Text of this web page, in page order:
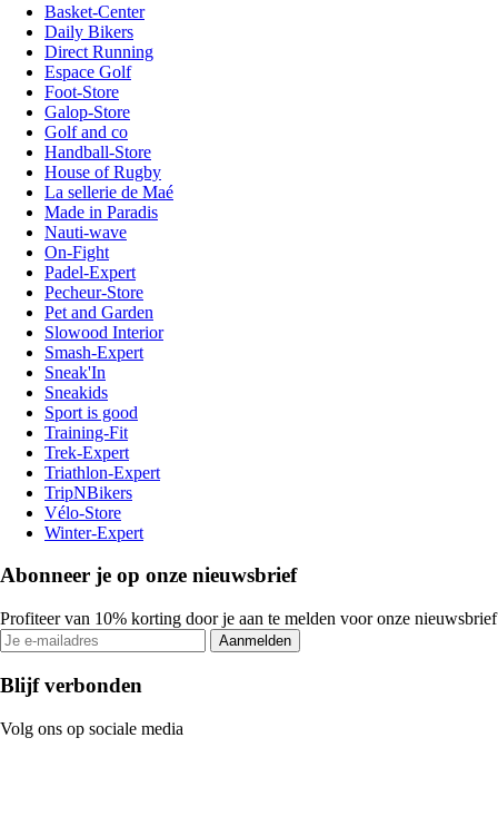
Basket-Center
Daily Bikers
Direct Running
Espace Golf
Foot-Store
Galop-Store
Golf and co
Handball-Store
House of Rugby
La sellerie de Maé
Made in Paradis
Nauti-wave
On-Fight
Padel-Expert
Pecheur-Store
Pet and Garden
Slowood Interior
Smash-Expert
Sneak'In
Sneakids
Sport is good
Training-Fit
Trek-Expert
Triathlon-Expert
TripNBikers
Vélo-Store
Winter-Expert
Abonneer je op onze nieuwsbrief
Profiteer van 10% korting door je aan te melden voor onze nieuwsbrief
Aanmelden
Blijf verbonden
Volg ons op sociale media